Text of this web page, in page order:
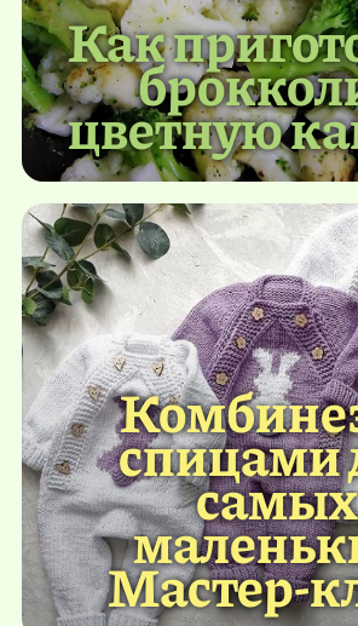
Как
цветную
спицами
самых
Мастер-